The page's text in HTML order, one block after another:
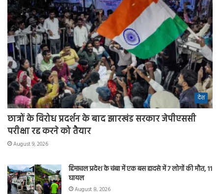
देश
छात्रों के विरोध प्रदर्शन के बाद झारखंड सरकार जेपीएससी
परीक्षा रद्द करने को तैयार
August 9, 2026
हिमाचल प्रदेश के चंबा में एक बस हादसे में 7 लोगों की मौत, 11
घायल
August 8, 2026